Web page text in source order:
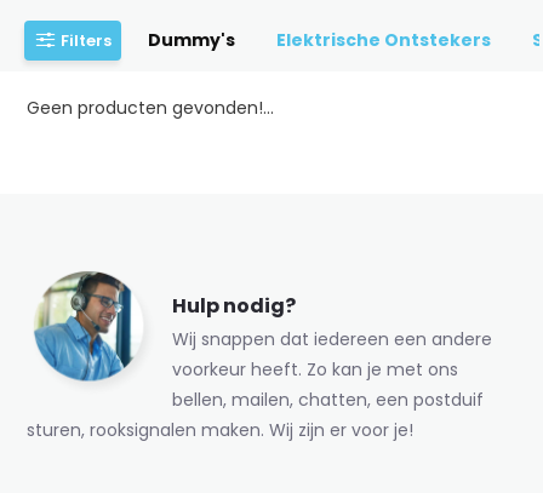
Filters Dummy's Elektrische Ontstekers
Geen producten gevonden!...
Hulp nodig?
Wij snappen dat iedereen een andere
voorkeur heeft. Zo kan je met ons
bellen, mailen, chatten, een postduif
sturen, rooksignalen maken. Wij zijn er voor je!